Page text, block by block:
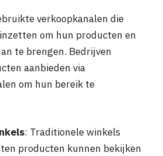
verkoopkanalen die
om hun producten en
te brengen. Bedrijven
aanbieden via
om hun bereik te
: Traditionele winkels
producten kunnen bekijken